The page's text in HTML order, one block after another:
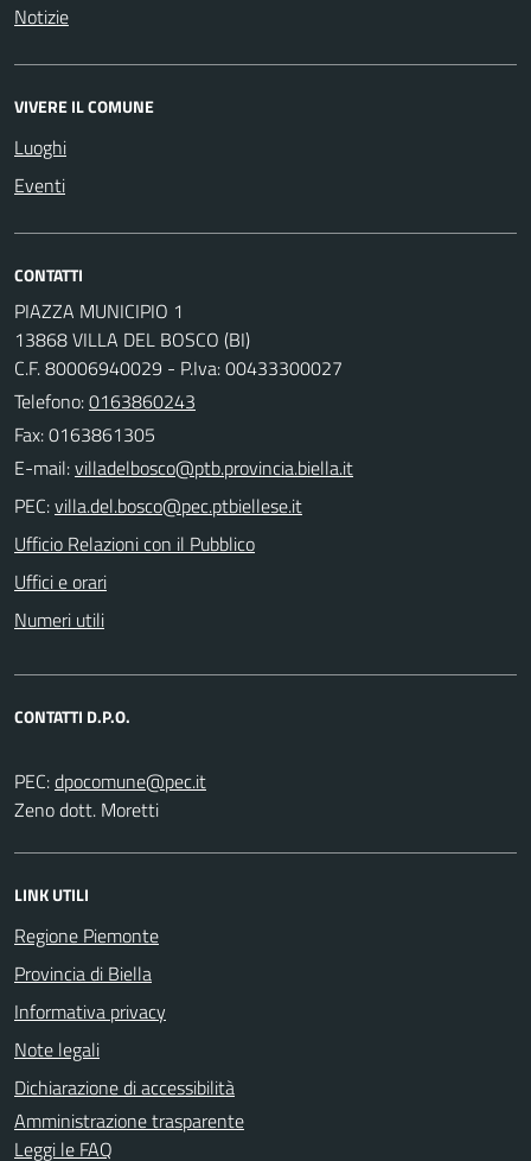
Notizie
VIVERE IL COMUNE
Luoghi
Eventi
CONTATTI
PIAZZA MUNICIPIO 1
13868 VILLA DEL BOSCO (BI)
C.F. 80006940029 - P.Iva: 00433300027
Telefono:0163860243
Fax: 0163861305
E-mail:
PEC:
Ufficio Relazioni con il Pubblico
Uffici e orari
Numeri utili
CONTATTI D.P.O.
PEC:
Zeno dott. Moretti
LINK UTILI
Regione Piemonte
Provincia di Biella
Informativa privacy
Note legali
Dichiarazione di accessibilità
Amministrazione trasparente
Leggi le FAQ